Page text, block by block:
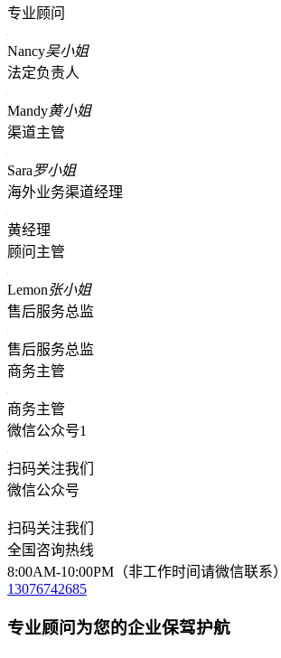
专业顾问
Nancy吴小姐
法定负责人
Mandy黄小姐
渠道主管
Sara罗小姐
海外业务渠道经理
黄经理
顾问主管
Lemon张小姐
售后服务总监
售后服务总监
商务主管
商务主管
微信公众号1
扫码关注我们
微信公众号
扫码关注我们
全国咨询热线
8:00AM-10:00PM（非工作时间请微信联系）
13076742685
专业顾问为您的企业保驾护航